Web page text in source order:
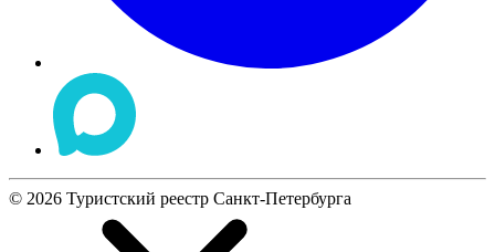
© 2026 Туристский реестр Санкт-Петербурга